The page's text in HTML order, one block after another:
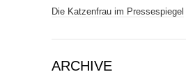
Die Katzenfrau im Pressespiegel
ARCHIVE